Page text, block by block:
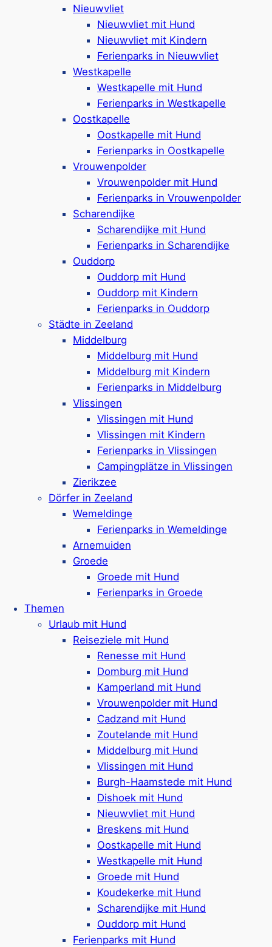
Nieuwvliet
Nieuwvliet mit Hund
Nieuwvliet mit Kindern
Ferienparks in Nieuwvliet
Westkapelle
Westkapelle mit Hund
Ferienparks in Westkapelle
Oostkapelle
Oostkapelle mit Hund
Ferienparks in Oostkapelle
Vrouwenpolder
Vrouwenpolder mit Hund
Ferienparks in Vrouwenpolder
Scharendijke
Scharendijke mit Hund
Ferienparks in Scharendijke
Ouddorp
Ouddorp mit Hund
Ouddorp mit Kindern
Ferienparks in Ouddorp
Städte in Zeeland
Middelburg
Middelburg mit Hund
Middelburg mit Kindern
Ferienparks in Middelburg
Vlissingen
Vlissingen mit Hund
Vlissingen mit Kindern
Ferienparks in Vlissingen
Campingplätze in Vlissingen
Zierikzee
Dörfer in Zeeland
Wemeldinge
Ferienparks in Wemeldinge
Arnemuiden
Groede
Groede mit Hund
Ferienparks in Groede
Themen
Urlaub mit Hund
Reiseziele mit Hund
Renesse mit Hund
Domburg mit Hund
Kamperland mit Hund
Vrouwenpolder mit Hund
Cadzand mit Hund
Zoutelande mit Hund
Middelburg mit Hund
Vlissingen mit Hund
Burgh-Haamstede mit Hund
Dishoek mit Hund
Nieuwvliet mit Hund
Breskens mit Hund
Oostkapelle mit Hund
Westkapelle mit Hund
Groede mit Hund
Koudekerke mit Hund
Scharendijke mit Hund
Ouddorp mit Hund
Ferienparks mit Hund
Mehr ansehen
Cadzand
Im Urlaub inCadzand
entspannte Tage am Meer sowie
zahlreiche Freizeitmöglichkeiten wie
Radfahren, Wandern und Wellness –
das ist Urlaub in Zeeland für jeden
Geschmack.
Mehr ansehen
Ouddorp
Ouddorp, das Eingangstor nach
Zeeland bietet mit seinen Stränden,
dem Grevelingenmeer und
abwechslungsreichen Aktivitäten
ideale Voraussetzungen für Erholung,
Abenteuer und Wassersport.
Mehr ansehen
Vlissingen
Entdecken SieVlissingen
eine lebendige Hafenstadt, die mit
Museen, Kultur und Shopping-
Möglichkeiten überzeigt. Hier gibt es
spannende Aktivitäten und eine reiche
Geschichte zu entdecken.
Mehr ansehen
Dishoek
Dishoekgenießen Sie ruhige
Urlaubstage zwischen Dünen, Meer
und Natur. Der schöne Küstenort
bietet kinderfreundliche &
hundefreundliche Unterkünfte,
Ferienparks & Camping sowie einen
wunderbaren Sandstrand.
Mehr ansehen
Groede